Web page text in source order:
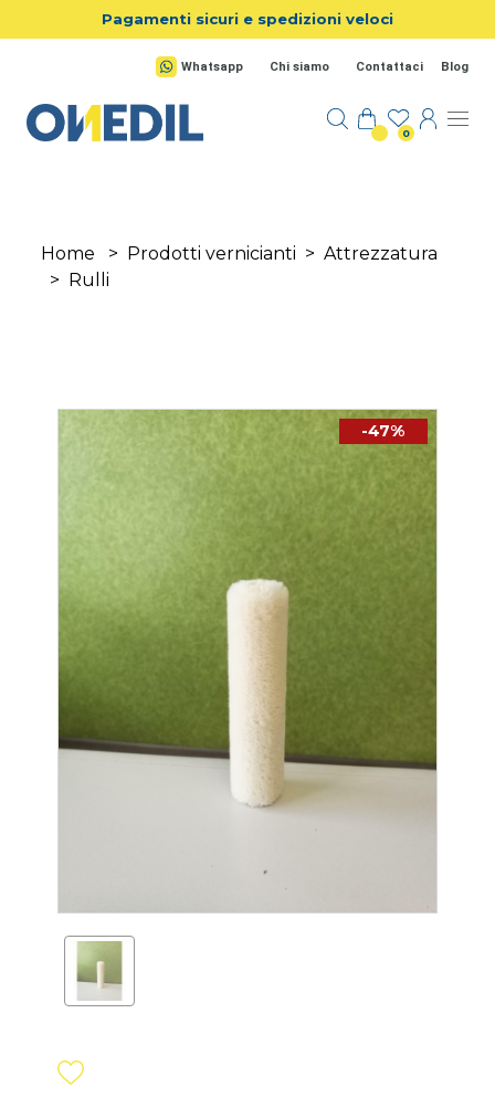
Salta al contenuto principale
Pagamenti sicuri e spedizioni veloci
Whatsapp Chi siamo Contattaci Blog
0
Home > Prodotti vernicianti > Attrezzatura
>
Rulli
-47%